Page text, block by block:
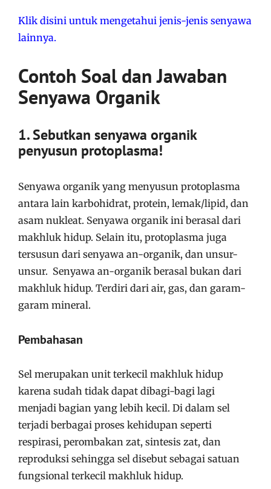
Klik disini untuk mengetahui jenis-jenis senyawa
lainnya.
Contoh Soal dan Jawaban
Senyawa Organik
1. Sebutkan senyawa organik
penyusun protoplasma!
Senyawa organik yang menyusun protoplasma
antara lain karbohidrat, protein, lemak/lipid, dan
asam nukleat. Senyawa organik ini berasal dari
makhluk hidup. Selain itu, protoplasma juga
tersusun dari senyawa an-organik, dan unsur-
unsur. Senyawa an-organik berasal bukan dari
makhluk hidup. Terdiri dari air, gas, dan garam-
garam mineral.
Pembahasan
Sel merupakan unit terkecil makhluk hidup
karena sudah tidak dapat dibagi-bagi lagi
menjadi bagian yang lebih kecil. Di dalam sel
terjadi berbagai proses kehidupan seperti
respirasi, perombakan zat, sintesis zat, dan
reproduksi sehingga sel disebut sebagai satuan
fungsional terkecil makhluk hidup.